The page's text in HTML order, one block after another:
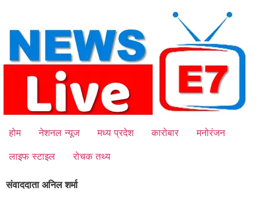
content
होम नेशनल न्यूज मध्य प्रदेश कारोबार
मनोरंजन
लाइफ स्टाइल
रोचक तथ्य
संवाददाता अनिल शर्मा